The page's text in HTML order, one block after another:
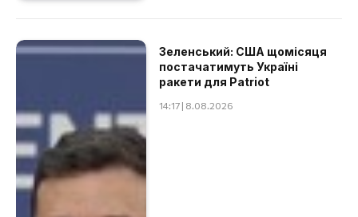
Зеленський: США щомісяця
постачатимуть Україні
ракети для Patriot
14:17 | 8.08.2026